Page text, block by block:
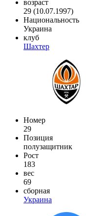
возраст
29 (10.07.1997)
Национальность
Украина
клуб
Шахтер
Номер
29
Позиция
полузащитник
Рост
183
вес
69
сборная
Украина